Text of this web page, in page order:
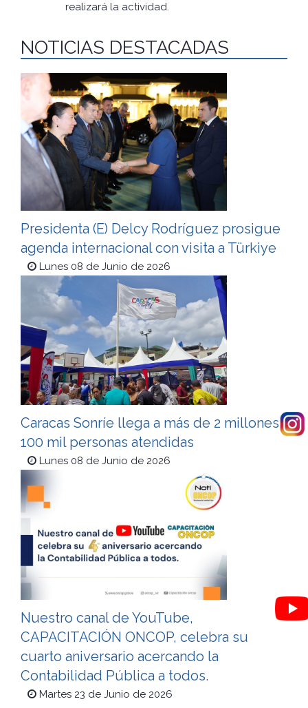
realizará la actividad.
NOTICIAS DESTACADAS
Presidenta (E) Delcy Rodríguez prosigue
agenda internacional con visita a Türkiye
Lunes 08 de Junio de 2026
Caracas Sonríe llega a más de 2 millones
100 mil personas atendidas
Lunes 08 de Junio de 2026
Nuestro canal de YouTube,
CAPACITACIÓN ONCOP, celebra su
cuarto aniversario acercando la
Contabilidad Pública a todos.
Martes 23 de Junio de 2026